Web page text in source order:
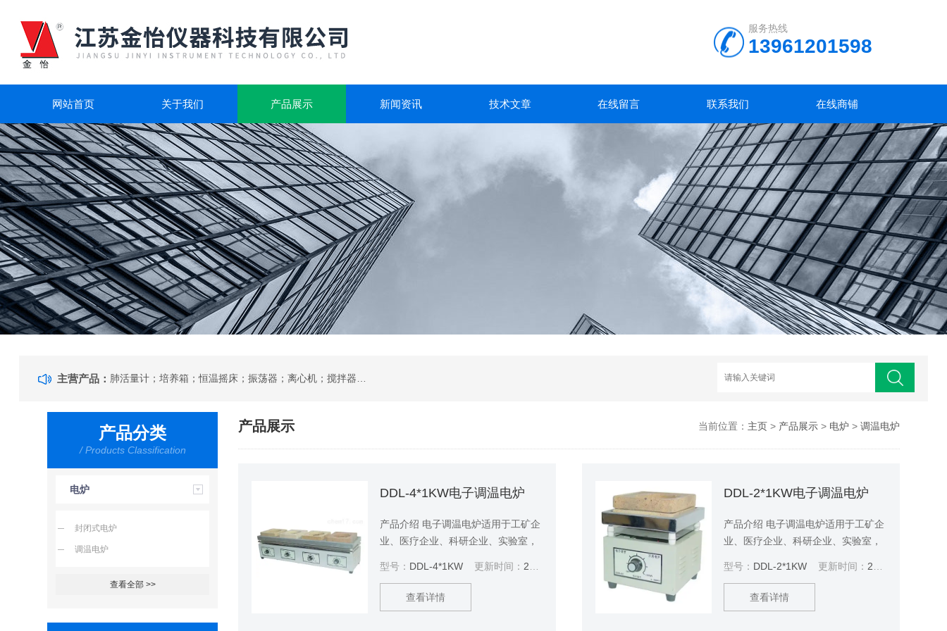
服务热线
13961201598
网站首页 关于我们 产品展示 新闻资讯 技术文章 在线留言 联系我们 在线商铺
主营产品：
产品分类
/ Products Classification
电炉
封闭式电炉
调温电炉
查看全部 >>
产品展示 当前位置： 主页> 产品展示> 电炉 > 调温电炉
DDL-4*1KW电子调温电炉
产品介绍 电子调温电炉适用于工矿企
业、医疗企业、科研企业、实验室，
试验，也可用于日常生活的火锅、炒
菜、煮粥、煲汤、蒸煮等多种烹饪
（配平底锅）。
型号： DDL-4*1KW更新时间： 2021-11-26
查看详情
DDL-2*1KW电子调温电炉
产品介绍 电子调温电炉适用于工矿企
业、医疗企业、科研企业、实验室，
试验，也可用于日常生活的火锅、炒
菜、煮粥、煲汤、蒸煮等多种烹饪
（配平底锅）。
型号： DDL-2*1KW更新时间： 2023-09-21
查看详情